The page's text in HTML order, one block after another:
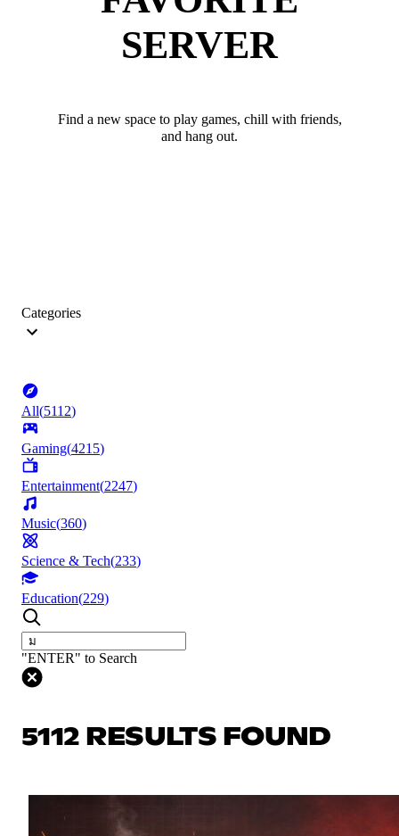
SERVER
Find a new space to play games, chill with friends,
and hang out.
Categories
All(5112)
Gaming(4215)
Entertainment(2247)
Music(360)
Science & Tech(233)
Education(229)
"ENTER" to Search
5112 RESULTS FOUND